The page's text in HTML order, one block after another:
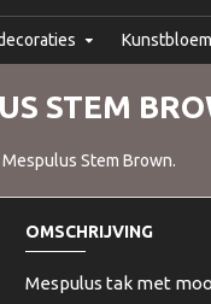
Mespulus Stem Brown.
STEM
OMSCHRIJVING
Mespulus tak met